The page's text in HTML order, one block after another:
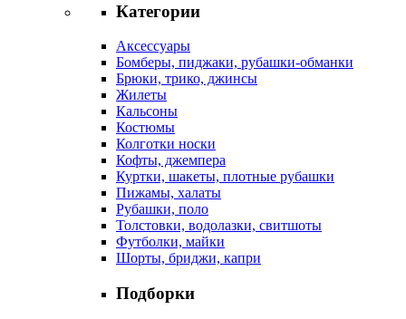
Категории
Аксессуары
Бомберы, пиджаки, рубашки-обманки
Брюки, трико, джинсы
Жилеты
Кальсоны
Костюмы
Колготки носки
Кофты, джемпера
Куртки, шакеты, плотные рубашки
Пижамы, халаты
Рубашки, поло
Толстовки, водолазки, свитшоты
Футболки, майки
Шорты, бриджи, капри
Подборки